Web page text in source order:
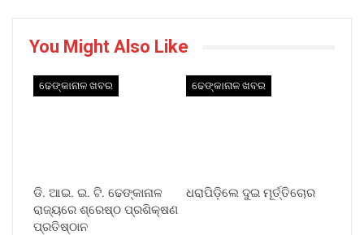
You Might Also Like
ଢେଙ୍କାନାଳ ଖବର
ଡି. ଆଇ. ଇ. ଟି. ଢେଙ୍କାନାଳ
ରାଜ୍ୟରେ ଶ୍ରେଷ୍ଠ ପ୍ରଶିକ୍ଷଣ
ପ୍ରତିଷ୍ଠାନ
ଢେଙ୍କାନାଳ ଖବର
ଧରାପିଡ଼ିଲେ ଦୁଇ ମୂର୍ତ୍ତିଚୋର